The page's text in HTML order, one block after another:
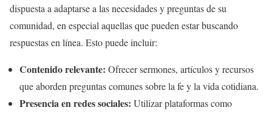
dispuesta a adaptarse a las necesidades y preguntas de su
comunidad, en especial aquellas que pueden estar buscando
respuestas en línea. Esto puede incluir:
Contenido relevante: Ofrecer sermones, artículos y recursos
que aborden preguntas comunes sobre la fe y la vida cotidiana.
Presencia en redes sociales: Utilizar plataformas como